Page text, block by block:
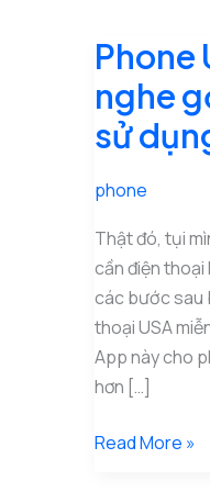
Phone
nghe
sử
phone
Thật đó, tụi
cần điện thoại
các bước sau
thoại USA
App này cho
hơn […]
Phone
Read More »